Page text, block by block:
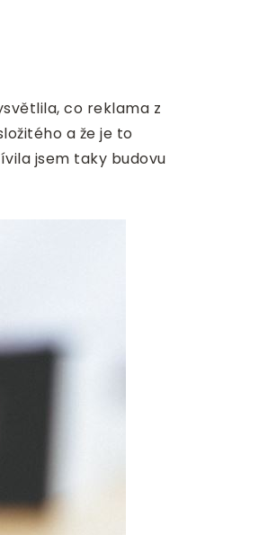
co reklama z
a že je to
jsem taky budovu